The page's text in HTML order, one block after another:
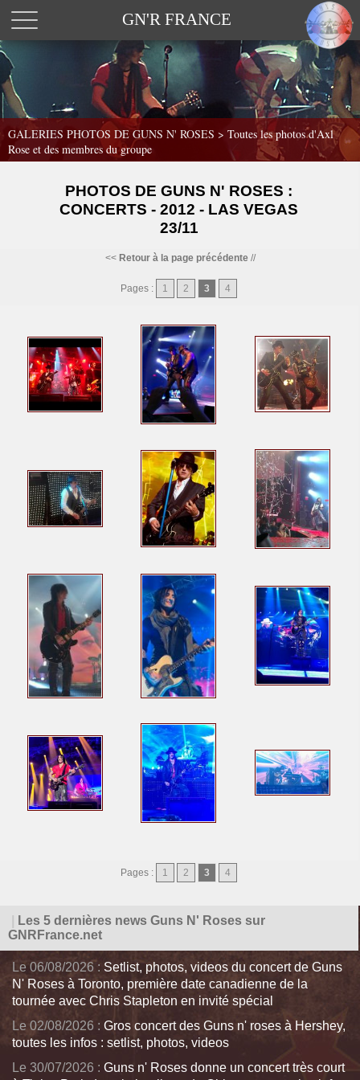
GN'R FRANCE
GALERIES PHOTOS DE GUNS N' ROSES > Toutes les photos d'Axl
Rose et des membres du groupe
PHOTOS DE GUNS N' ROSES :
CONCERTS - 2012 - LAS VEGAS
23/11
<< Retour à la page précédente//
Pages : 1 2 3 4
Pages : 1 2 3 4
Les 5 dernières news Guns N' Roses sur
GNRFrance.net
Le 06/08/2026 : Setlist, photos, videos du concert de Guns
N' Roses à Toronto, première date canadienne de la
tournée avec Chris Stapleton en invité spécial
Le 02/08/2026 : Gros concert des Guns n' roses à Hershey,
toutes les infos : setlist, photos, videos
Le 30/07/2026 : Guns n' Roses donne un concert très court